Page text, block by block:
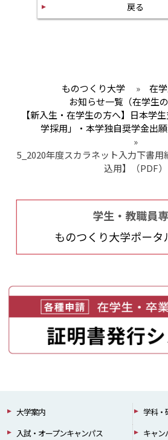
戻る
ものつくり大学 » 在
お知らせ一覧（在学生の
【新入生・在学生の方へ】日本学
学採用」・本学独自奨学金出
»
5_2020年度スカラネット入力下書
込用】（PDF）
大学案内
学科・
入試・オープンキャンパス
キャン